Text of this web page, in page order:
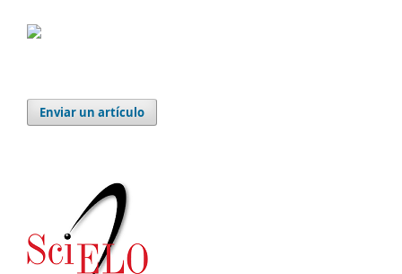
Enviar un artículo